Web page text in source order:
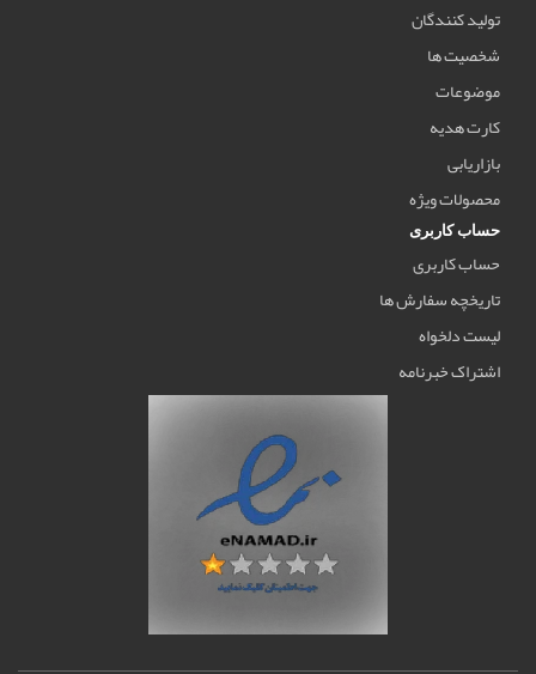
تولید کنندگان
شخصیت ها
موضوعات
کارت هدیه
بازاریابی
محصولات ویژه
حساب کاربری
حساب کاربری
تاریخچه سفارش ها
لیست دلخواه
اشتراک خبرنامه